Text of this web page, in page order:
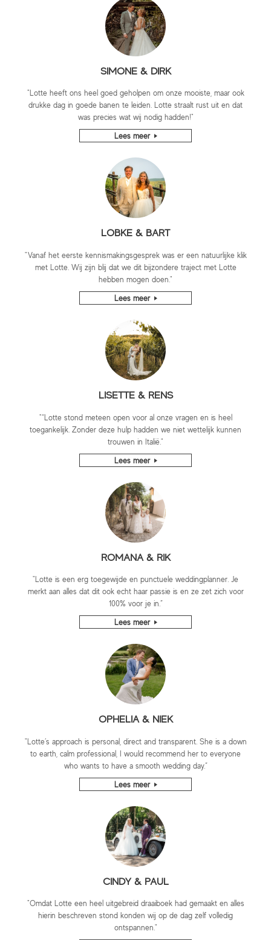
SIMONE & DIRK
"Lotte heeft ons heel goed geholpen om onze mooiste, maar ook
drukke dag in goede banen te leiden. Lotte straalt rust uit en dat
was precies wat wij nodig hadden!"
Lees meer
LOBKE & BART
"Vanaf het eerste kennismakingsgesprek was er een natuurlijke klik
met Lotte. Wij zijn blij dat we dit bijzondere traject met Lotte
hebben mogen doen."
Lees meer
LISETTE & RENS
"“Lotte stond meteen open voor al onze vragen en is heel
toegankelijk. Zonder deze hulp hadden we niet wettelijk kunnen
trouwen in Italië."
Lees meer
ROMANA & RIK
"Lotte is een erg toegewijde en punctuele weddingplanner. Je
merkt aan alles dat dit ook echt haar passie is en ze zet zich voor
100% voor je in.”
Lees meer
OPHELIA & NIEK
"Lotte’s approach is personal, direct and transparent. She is a down
to earth, calm professional, I would recommend her to everyone
who wants to have a smooth wedding day.”
Lees meer
CINDY & PAUL
"Omdat Lotte een heel uitgebreid draaiboek had gemaakt en alles
hierin beschreven stond konden wij op de dag zelf volledig
ontspannen."